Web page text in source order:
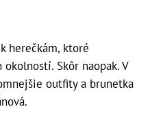
herečkám, ktoré
Skôr naopak. V
outfity a brunetka